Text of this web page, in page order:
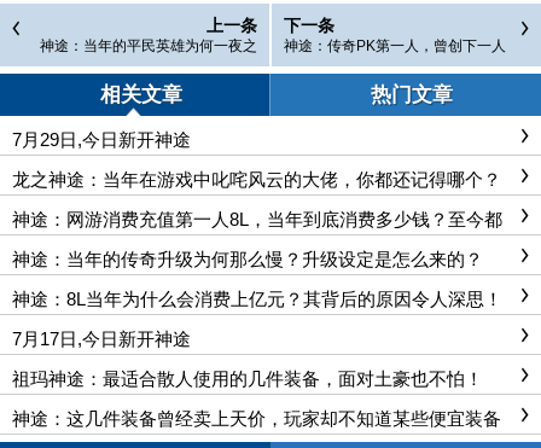
上一条
神途：当年的平民英雄为何一夜之
间就被击败？背后内幕令人担忧！
下一条
神途：传奇PK第一人，曾创下一人
击退50人辉煌战绩！
相关文章 热门文章
7月29日,今日新开神途
龙之神途：当年在游戏中叱咤风云的大佬，你都还记得哪个？
最后一个创下的记录如今也无人敢破！
神途：网游消费充值第一人8L，当年到底消费多少钱？至今都
被玩家讨论
神途：当年的传奇升级为何那么慢？升级设定是怎么来的？
神途：8L当年为什么会消费上亿元？其背后的原因令人深思！
7月17日,今日新开神途
祖玛神途：最适合散人使用的几件装备，面对土豪也不怕！
神途：这几件装备曾经卖上天价，玩家却不知道某些便宜装备
比这些好得多！